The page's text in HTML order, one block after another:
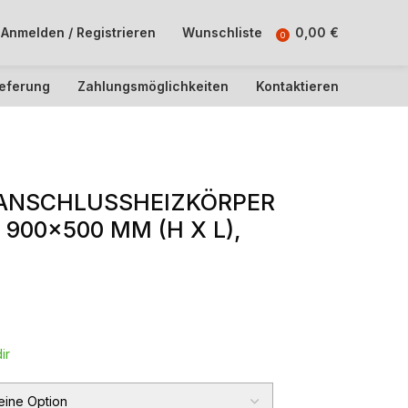
Anmelden / Registrieren Wunschliste 0 0,00 €
Zahlungsmöglichkeiten Kontaktieren
MM (H X L),